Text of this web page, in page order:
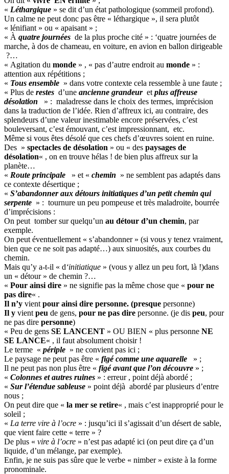
« Léthargique » se dit d’un état pathologique (sommeil profond).
Un calme ne peut donc pas être « léthargique », il sera plutôt
« lénifiant » ou « apaisant » ;
« À quatre journées de la plus proche cité » : ‘quatre journées de
marche, à dos de chameau, en voiture, en avion en ballon dirigeable
?…
« Agitation du monde » , « pas d’autre endroit au monde » :
attention aux répétitions ;
« Tous ensemble » dans votre contexte cela ressemble à une faute ;
« Plus de restes d’une ancienne grandeur et plus affreuse
désolation
» : maladresse dans le choix des termes, imprécision
dans la traduction de l’idée. Rien d’affreux ici, au contraire, des
splendeurs d’une valeur inestimable encore préservées, c’est
bouleversant, c’est émouvant, c’est impressionnant, etc.
Même si vous êtes désolé que ces chefs d’œuvres soient en ruine.
Des » spectacles de désolation » ou « des paysages de
désolation« , on en trouve hélas ! de bien plus affreux sur la
planète…
« Route principale » et « chemin » ne semblent pas adaptés dans
ce contexte désertique ;
« S’abandonner aux détours initiatiques d’un petit chemin qui
serpente » : tournure un peu pompeuse et très maladroite, bourrée
d’imprécisions :
On peut tomber sur quelqu’un au détour d’un chemin, par
exemple.
On peut éventuellement « s’abandonner » (si vous y tenez vraiment,
bien que ce ne soit pas adapté…) aux sinuosités, aux courbes du
chemin.
Mais qu’y a-t-il « d‘initiatique » (vous y allez un peu fort, là !)dans
un « détour » de chemin ?…
« Pour ainsi dire » ne signifie pas la même chose que « pour ne
pas dire« .
Il n’y vient pour ainsi dire personne. (presque personne)
Il y vient peu de gens, pour ne pas dire personne. (je dis peu, pour
ne pas dire personne)
« Peu de gens SE LANCENT » OU BIEN « plus personne NE
SE LANCE« , il faut absolument choisir !
Le terme « périple » ne convient pas ici ;
Le paysage ne peut pas être « figé comme une aquarelle
» ;
Il ne peut pas non plus être « figé avant que l’on découvre » ;
« Colonnes et autres ruines » : erreur , point déjà abordé ;
« Sur l’étendue sableuse » point déjà abordé par plusieurs d’entre
nous ;
On peut dire que « la mer se retire« , mais c’est inapproprié pour le
soleil ;
« La terre vire à l’ocre » : jusqu’ici il s’agissait d’un désert de sable,
que vient faire cette « terre » ?
De plus « vire à l’ocre » n’est pas adapté ici (on peut dire ça d’un
liquide, d’un mélange, par exemple).
Enfin, je ne suis pas sûre que le verbe « nimber » existe à la forme
pronominale.